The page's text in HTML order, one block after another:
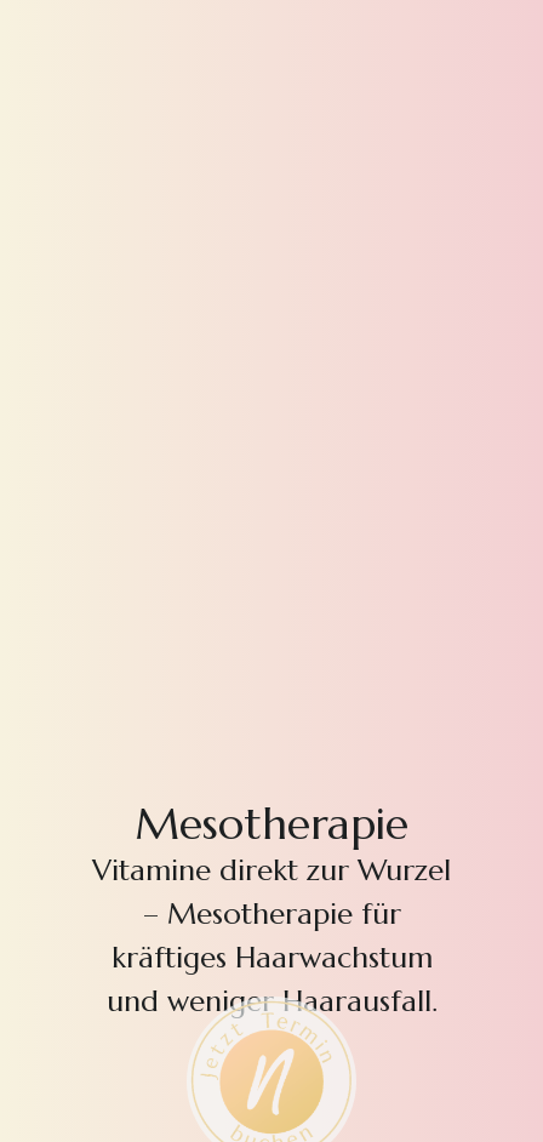
Mesotherapie
Vitamine direkt zur Wurzel
– Mesotherapie für
kräftiges Haarwachstum
und weniger Haarausfall.